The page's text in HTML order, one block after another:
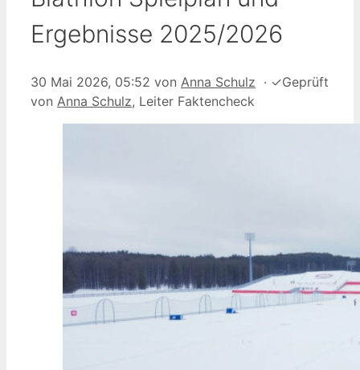
Ergebnisse 2025/2026
30 Mai 2026, 05:52 von Anna Schulz · ✓Geprüft
von Anna Schulz, Leiter Faktencheck